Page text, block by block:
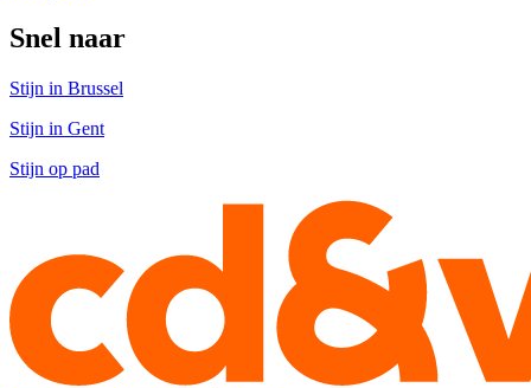
Snel naar
Stijn in Brussel
Stijn in Gent
Stijn op pad